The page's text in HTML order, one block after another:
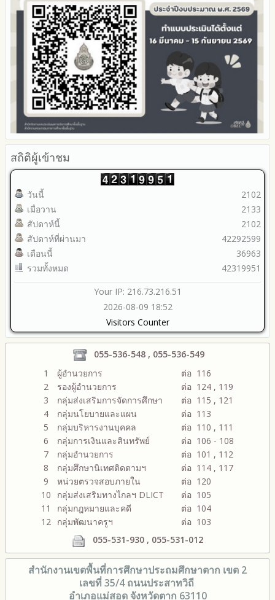
สถิติผู้เข้าชม
วันนี้
เมื่อวาน
สัปดาห์นี้
สัปดาห์ที่ผ่านมา
เดือนนี้
รวมทั้งหมด
2102
2133
2102
42292599
36963
42319951
Your IP: 216.73.216.51
2026-08-09 18:52
Visitors Counter
055-536-548 , 055-536-549
1
ผู้อำนวยการ
ต่อ 116
2
รองผู้อำนวยการ
ต่อ 124 , 119
3
กลุ่มส่งเสริมการจัดการศึกษา
ต่อ 115 , 121
4
กลุ่มนโยบายและแผน
ต่อ 113
5
กลุ่มบริหารงานบุคคล
ต่อ 110 , 111
6
กลุ่มการเงินและสินทรัพย์
ต่อ 106 - 108
7
กลุ่มอำนวยการ
ต่อ 101 , 112
8
กลุ่มศึกษานิเทศติดตามฯ
ต่อ 114 , 117
9
หน่วยตรวจสอบภายใน
ต่อ 120
10
กลุ่มส่งเสริมทางไกลฯ DLICT
ต่อ 105
11
กลุ่มกฎหมายและคดี
ต่อ 104
12 กลุ่มพัฒนาครูฯ
ต่อ 103
055-531-930 , 055-531-012
สำนักงานเขตพื้นที่การศึกษาประถมศึกษาตาก เขต 2
เลขที่ 35/4 ถนนประสาทวิถี
อำเภอแม่สอด จังหวัดตาก 63110